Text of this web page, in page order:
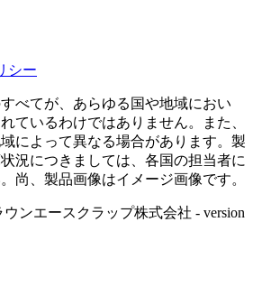
シー
べてが、あらゆる国や地域におい
ているわけではありません。また、
によって異なる場合があります。製
況につきましては、各国の担当者に
尚、製品画像はイメージ画像です。
ンエースクラップ株式会社 - version